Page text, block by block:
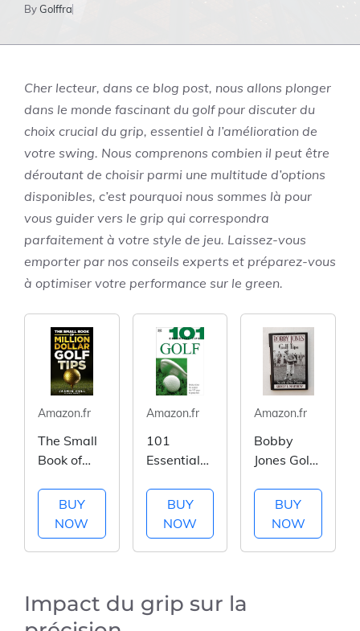
ByGolffra
Cher lecteur, dans ce blog post, nous allons plonger
dans le monde fascinant du golf pour discuter du
choix crucial du grip, essentiel à l’amélioration de
votre swing. Nous comprenons combien il peut être
déroutant de choisir parmi une multitude d’options
disponibles, c’est pourquoi nous sommes là pour
vous guider vers le grip qui correspondra
parfaitement à votre style de jeu. Laissez-vous
emporter par nos conseils experts et préparez-vous
à optimiser votre performance sur le green.
Amazon.fr
The Small
Book of
Dollar Golf
Tips: 54 of
the Most
Game
Secrets
BUY
NOW
Amazon.fr
101
Essential
Breaks
Down the
Subject
into 101
Grasp Tips
BUY
NOW
Amazon.fr
Bobby
Jones Golf
BUY
NOW
Impact du grip sur la